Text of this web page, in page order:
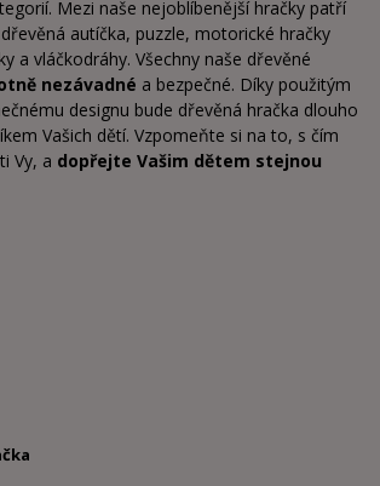
Mezi naše nejoblíbenější hračky patří
autíčka, puzzle, motorické hračky
a vláčkodráhy. Všechny naše dřevěné
nezávadné a bezpečné. Díky použitým
designu bude dřevěná hračka dlouho
Vašich dětí. Vzpomeňte si na to, s čím
Vy, a dopřejte Vašim dětem stejnou